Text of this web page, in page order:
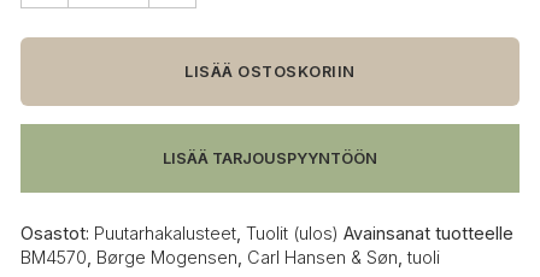
&
BM4570
tuoli
LISÄÄ OSTOSKORIIN
LISÄÄ TARJOUSPYYNTÖÖN
Osastot: Puutarhakalusteet Tuolit (ulos) Avainsanat tuotteelle
BM4570 Børge Mogensen Carl Hansen & Søn ,tuoli